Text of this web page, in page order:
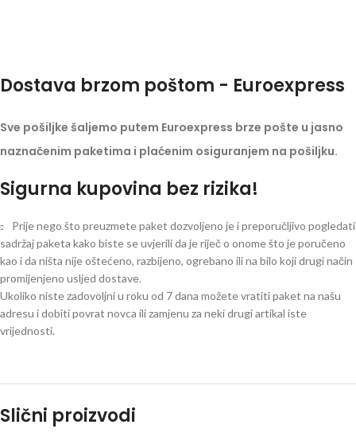
Dostava brzom poštom - Euroexpress
Sve pošiljke šaljemo putem Euroexpress brze pošte u jasno
naznačenim paketima i plaćenim osiguranjem na pošiljku.
Sigurna kupovina bez rizika!
Prije nego što preuzmete paket dozvoljeno je i preporučljivo pogledati
sadržaj paketa kako biste se uvjerili da je riječ o onome što je poručeno
kao i da ništa nije oštećeno, razbijeno, ogrebano ili na bilo koji drugi način
promijenjeno usljed dostave.
Ukoliko niste zadovoljni u roku od 7 dana možete vratiti paket na našu
adresu i dobiti povrat novca ili zamjenu za neki drugi artikal iste
vrijednosti.
Slični proizvodi